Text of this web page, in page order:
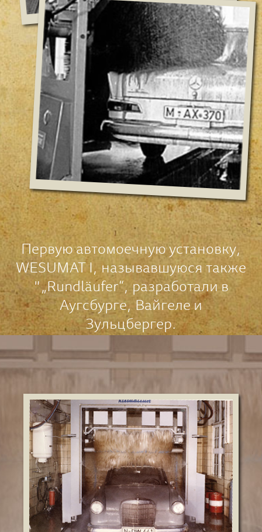
Первую автомоечную установку,
WESUMAT I, называвшуюся также
"„Rundläufer“, разработали в
Аугсбурге, Вайгеле и
Зульцбергер.